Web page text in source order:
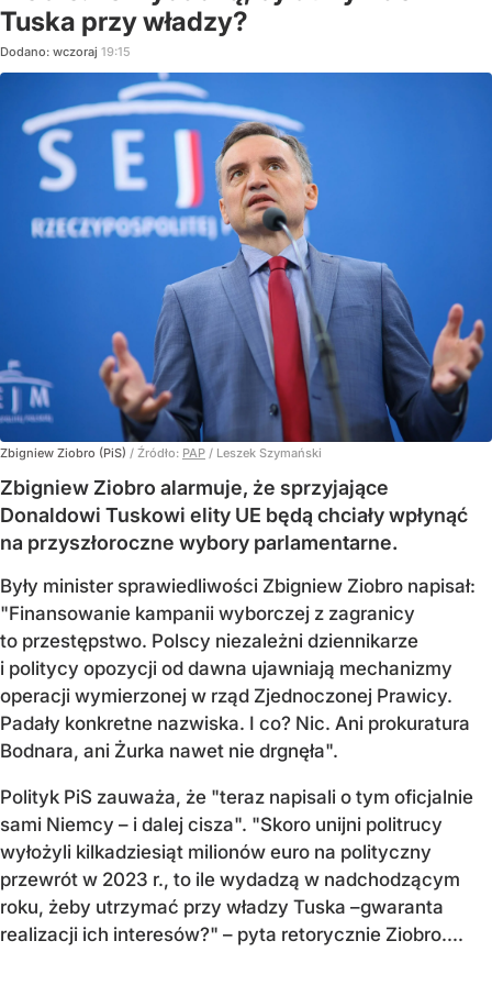
Tuska przy władzy?
Dodano: wczoraj 19:15
Zbigniew Ziobro (PiS) / Źródło: PAP / Leszek Szymański
Zbigniew Ziobro alarmuje, że sprzyjające
Donaldowi Tuskowi elity UE będą chciały wpłynąć
na przyszłoroczne wybory parlamentarne.
Były minister sprawiedliwości Zbigniew Ziobro napisał:
"Finansowanie kampanii wyborczej z zagranicy
to przestępstwo. Polscy niezależni dziennikarze
i politycy opozycji od dawna ujawniają mechanizmy
operacji wymierzonej w rząd Zjednoczonej Prawicy.
Padały konkretne nazwiska. I co? Nic. Ani prokuratura
Bodnara, ani Żurka nawet nie drgnęła".
Polityk PiS zauważa, że "teraz napisali o tym oficjalnie
sami Niemcy – i dalej cisza". "Skoro unijni politrucy
wyłożyli kilkadziesiąt milionów euro na polityczny
przewrót w 2023 r., to ile wydadzą w nadchodzącym
roku, żeby utrzymać przy władzy Tuska –gwaranta
realizacji ich interesów?" – pyta retorycznie Ziobro....